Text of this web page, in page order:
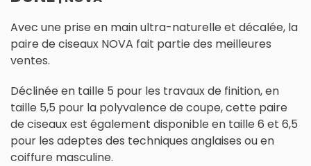
Avec une prise en main ultra-naturelle et décalée, la
paire de ciseaux NOVA fait partie des meilleures
ventes.
Déclinée en taille 5 pour les travaux de finition, en
taille 5,5 pour la polyvalence de coupe, cette paire
de ciseaux est également disponible en taille 6 et 6,5
pour les adeptes des techniques anglaises ou en
coiffure masculine.